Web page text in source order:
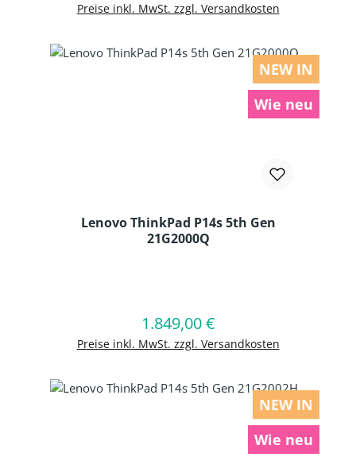
Preise inkl. MwSt. zzgl. Versandkosten
NEW IN
Wie neu
Lenovo ThinkPad P14s 5th Gen
21G2000Q
Regulärer Preis:
1.849,00 €
Preise inkl. MwSt. zzgl. Versandkosten
In den Warenkorb
NEW IN
Wie neu